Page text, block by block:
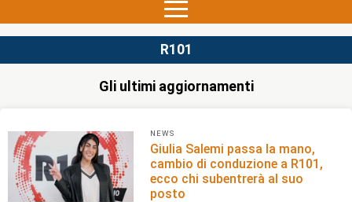
R101
Gli ultimi aggiornamenti
NEWS
Giulia Salemi passa la mano,
cambio di conduzione a R101,
ecco chi subentrerà al suo
posto